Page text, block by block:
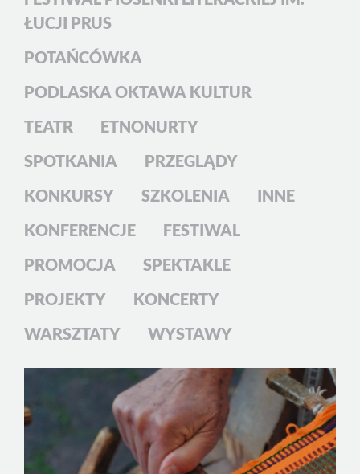
ŁUCJI PRUS
POTAŃCÓWKA
PODLASKA OKTAWA KULTUR
TEATR
ETNONURTY
SPOTKANIA
PRZEGLĄDY
KONKURSY
SZKOLENIA
INNE
KONFERENCJE
FESTIWAL
PROMOCJA
SPEKTAKLE
PROJEKTY
KONCERTY
WARSZTATY
WYSTAWY